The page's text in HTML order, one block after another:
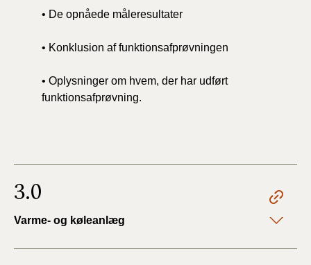
• De opnåede måleresultater
• Konklusion af funktionsafprøvningen
• Oplysninger om hvem, der har udført
funktionsafprøvning.
3.0
Varme- og køleanlæg